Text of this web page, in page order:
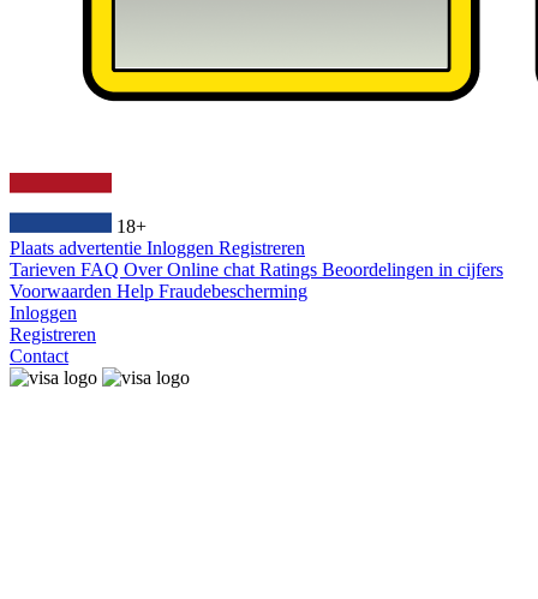
18+
Plaats advertentie Inloggen Registreren
Tarieven FAQ OverOnline chat Ratings Beoordelingen in cijfers
Voorwaarden Help Fraudebescherming
Inloggen
Registreren
Contact